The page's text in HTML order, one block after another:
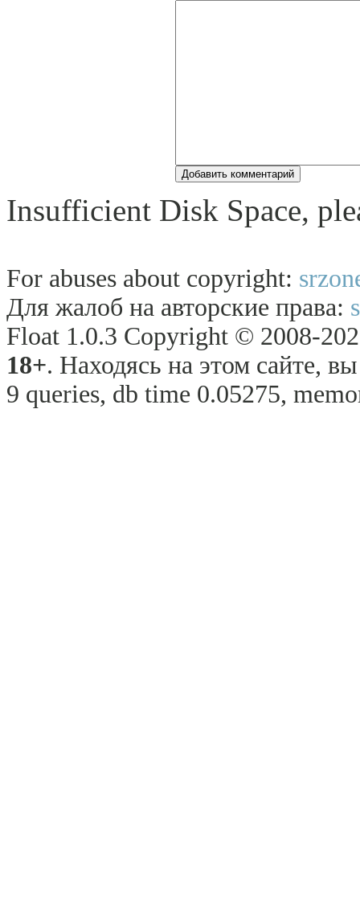
Insufficient Disk Space,
For abuses about copyright:
Для жалоб на авторские права:
Float 1.0.3 Copyright © 2008-
18+. Находясь на этом сайте,
9 queries, db time 0.05275,